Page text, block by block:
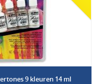
9 kleuren 14 ml